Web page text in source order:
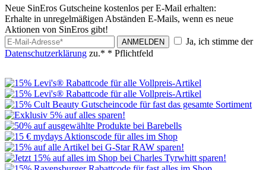
Neue SinEros Gutscheine kostenlos per E-Mail erhalten:
Erhalte in unregelmäßigen Abständen E-Mails, wenn es neue
Aktionen von SinEros gibt!
ANMELDEN
Ja, ich stimme der
Datenschutzerklärung zu.* * Pflichtfeld